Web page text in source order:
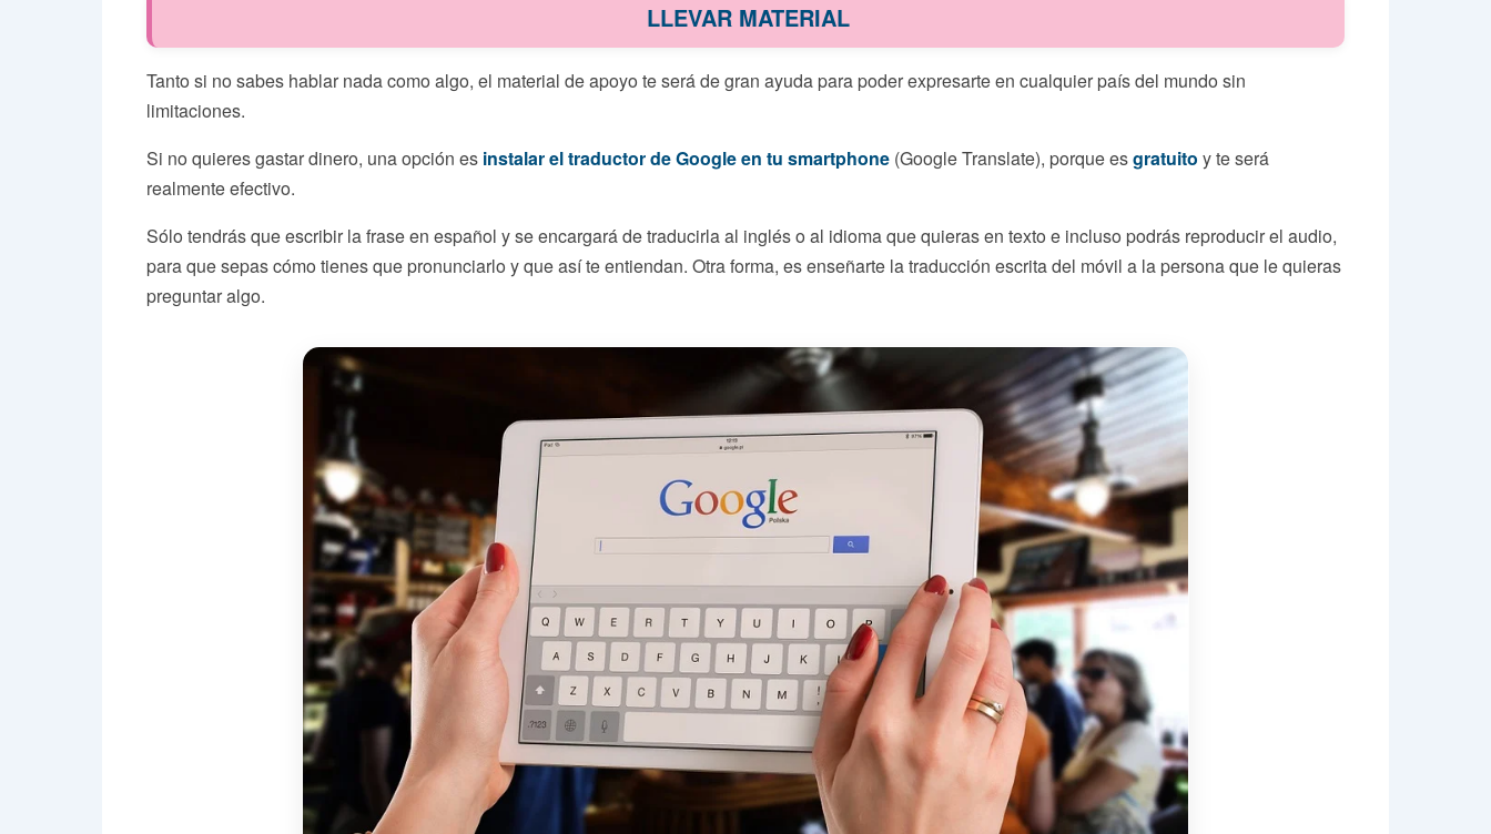
LLEVAR MATERIAL
Tanto si no sabes hablar nada como algo, el material de apoyo te será de gran ayuda para poder expresarte en cualquier país del mundo sin
limitaciones.
Si no quieres gastar dinero, una opción es instalar el traductor de Google en tu smartphone (Google Translate), porque esgratuito y te será
realmente efectivo.
Sólo tendrás que escribir la frase en español y se encargará de traducirla al inglés o al idioma que quieras en texto e incluso podrás reproducir el audio,
para que sepas cómo tienes que pronunciarlo y que así te entiendan. Otra forma, es enseñarte la traducción escrita del móvil a la persona que le quieras
preguntar algo.